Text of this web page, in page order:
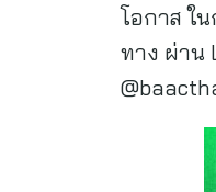
โอกาส ใ
ทาง ผ่าน